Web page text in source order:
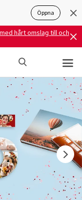
Öppna
hårt omslag till och